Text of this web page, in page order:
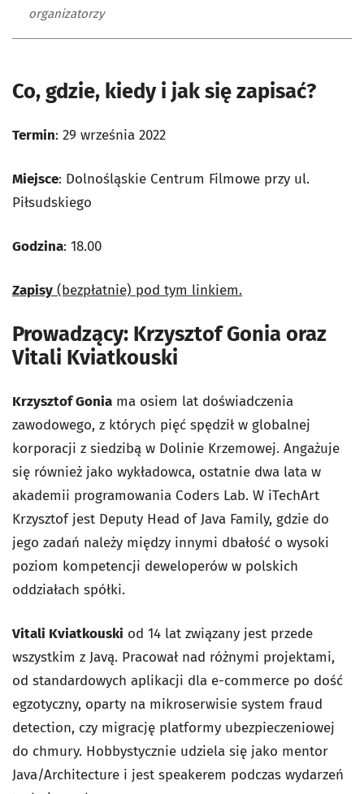
organizatorzy
Co, gdzie, kiedy i jak się zapisać?
Termin: 29 września 2022
Miejsce: Dolnośląskie Centrum Filmowe przy ul.
Piłsudskiego
Godzina: 18.00
Zapisy (bezpłatnie) pod tym linkiem.
Prowadzący: Krzysztof Gonia oraz
Vitali Kviatkouski
Krzysztof Gonia ma osiem lat doświadczenia
zawodowego, z których pięć spędził w globalnej
korporacji z siedzibą w Dolinie Krzemowej. Angażuje
się również jako wykładowca, ostatnie dwa lata w
akademii programowania Coders Lab. W iTechArt
Krzysztof jest Deputy Head of Java Family, gdzie do
jego zadań należy między innymi dbałość o wysoki
poziom kompetencji deweloperów w polskich
oddziałach spółki.
Vitali Kviatkouski od 14 lat związany jest przede
wszystkim z Javą. Pracował nad różnymi projektami,
od standardowych aplikacji dla e-commerce po dość
egzotyczny, oparty na mikroserwisie system fraud
detection, czy migrację platformy ubezpieczeniowej
do chmury. Hobbystycznie udziela się jako mentor
Java/Architecture i jest speakerem podczas wydarzeń